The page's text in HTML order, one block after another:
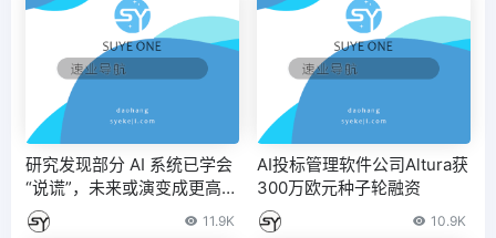
研究发现部分 AI 系统已学会
“说谎”，未来或演变成更高级
欺骗形式 – IT之家
11.9K
AI投标管理软件公司Altura获
300万欧元种子轮融资
10.9K